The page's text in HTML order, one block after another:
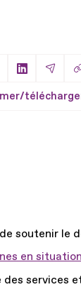
sur sur X
Partager
soutenir le
en
des services